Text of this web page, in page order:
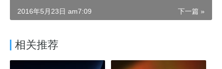
下一篇 »
2016年5月23日 am7:09
相关推荐